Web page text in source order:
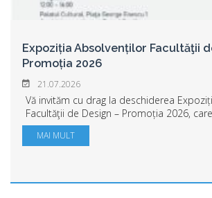
Expoziția Absolvenților Facultăţii
Promoția 2026
21.07.2026
Vă invităm cu drag la deschiderea
Facultăţii de Design – Promoția 2026,
marți, 21 iulie, la ora 16:00. Veniți să
proiectele și creațiile noii gen...
MAI MULT